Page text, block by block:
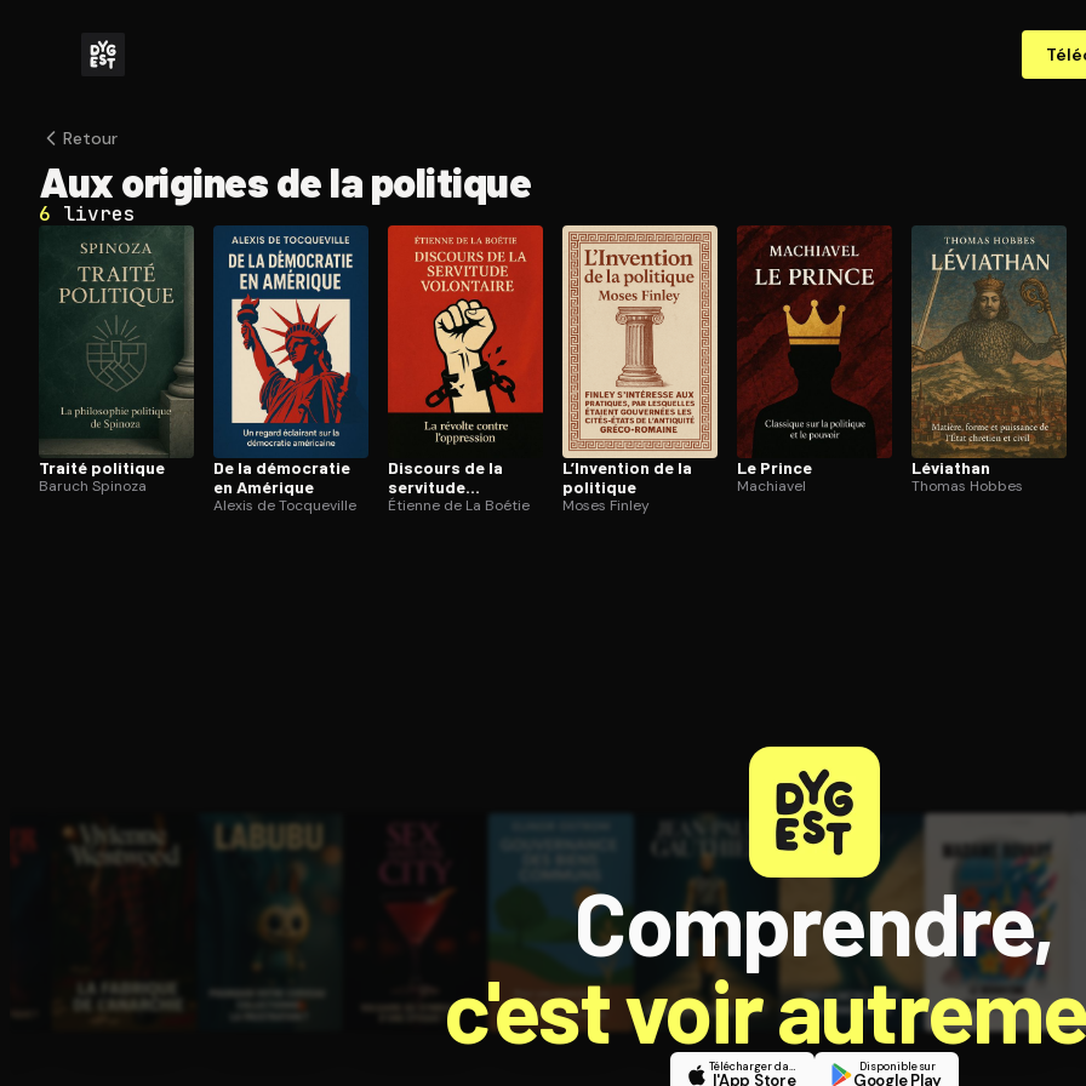
Retour
Aux origines de la politique
6 livres
Traité politique
Baruch Spinoza
De la démocratie
en Amérique
Alexis de Tocqueville
Discours de la
servitude
volontaire
Étienne de La Boétie
L’Invention de la
politique
Moses Finley
Le Prince
Machiavel
Léviathan
Thomas Hobbes
Comprendre,
c'est voir
Télécharger dans
l'App Store
Disponible sur
Google Play